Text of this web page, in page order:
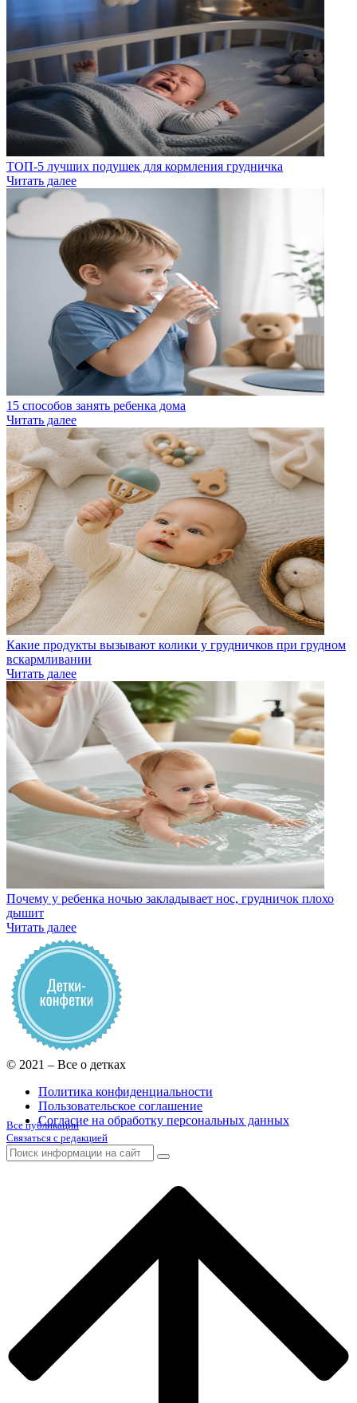
ТОП-5 лучших подушек для кормления грудничка
Читать далее
15 способов занять ребенка дома
Читать далее
Какие продукты вызывают колики у грудничков при грудном
вскармливании
Читать далее
Почему у ребенка ночью закладывает нос, грудничок плохо
дышит
Читать далее
© 2021 – Все о детках
Политика конфиденциальности
Пользовательское соглашение
Согласие на обработку персональных данных
Все публикации
Связаться с редакцией